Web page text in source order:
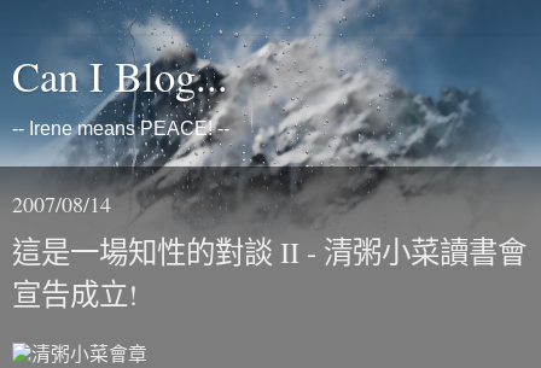
Can I Blog...
-- Irene means PEACE! --
2007/08/14
這是一場知性的對談 II - 清粥小菜讀書會
宣告成立!